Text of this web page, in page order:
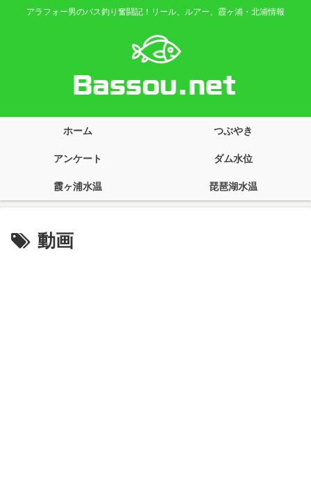
アラフォー男のバス釣り奮闘記！リール、ルアー、霞ヶ浦・北浦情報
ホーム つぶやき
アンケート ダム水位
霞ヶ浦水温 琵琶湖水温
動画